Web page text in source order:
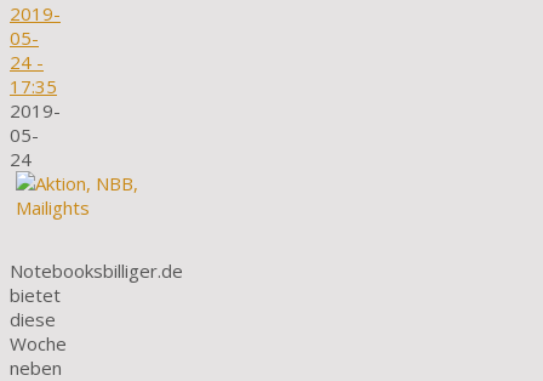
2019-
05-
24 -
17:35
2019-
05-
24
Notebooksbilliger.de
bietet
diese
Woche
neben